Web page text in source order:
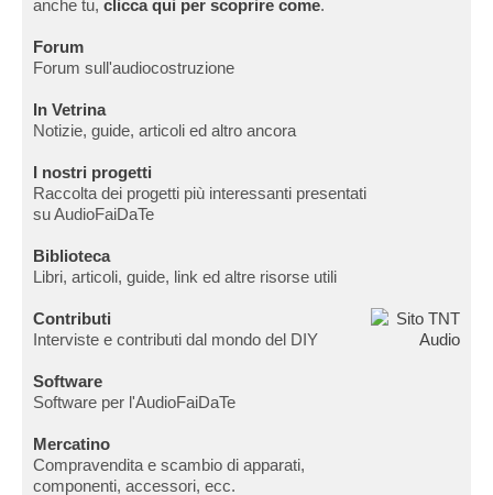
anche tu, clicca qui per scoprire come.
Forum
Forum sull'audiocostruzione
In Vetrina
Notizie, guide, articoli ed altro ancora
I nostri progetti
Raccolta dei progetti più interessanti presentati
su AudioFaiDaTe
Biblioteca
Libri, articoli, guide, link ed altre risorse utili
Contributi
Interviste e contributi dal mondo del DIY
Software
Software per l'AudioFaiDaTe
Mercatino
Compravendita e scambio di apparati,
componenti, accessori, ecc.